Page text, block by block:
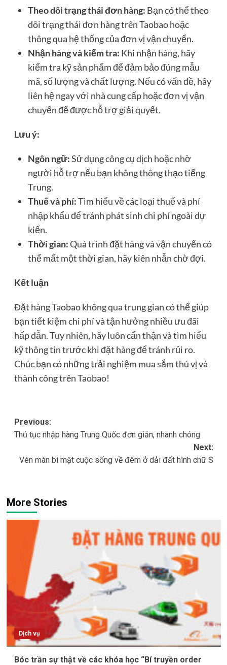
Theo dõi trạng thái đơn hàng: Bạn có thể theo
dõi trạng thái đơn hàng trên Taobao hoặc
thông qua hệ thống của đơn vị vận chuyển.
Nhận hàng và kiểm tra: Khi nhận hàng, hãy
kiểm tra kỹ sản phẩm để đảm bảo đúng mẫu
mã, số lượng và chất lượng. Nếu có vấn đề, hãy
liên hệ ngay với nhà cung cấp hoặc đơn vị vận
chuyển để được hỗ trợ giải quyết.
Lưu ý:
Ngôn ngữ:Sử dụng công cụ dịch hoặc nhờ
người hỗ trợ nếu bạn không thông thạo tiếng
Trung.
Thuế và phí:Tìm hiểu về các loại thuế và phí
nhập khẩu để tránh phát sinh chi phí ngoài dự
kiến.
Thời gian:Quá trình đặt hàng và vận chuyển có
thể mất một thời gian, hãy kiên nhẫn chờ đợi.
Kết luận
Đặt hàng Taobao không qua trung gian có thể giúp
bạn tiết kiệm chi phí và tận hưởng nhiều ưu đãi
hấp dẫn. Tuy nhiên, hãy luôn cẩn thận và tìm hiểu
kỹ thông tin trước khi đặt hàng để tránh rủi ro.
Chúc bạn có những trải nghiệm mua sắm thú vị và
thành công trên Taobao!
Post
navigation
Previous:
Thủ tục nhập hàng Trung Quốc đơn giản, nhanh chóng
Next:
Vén màn bí mật cuộc sống về đêm ở dải đất hình chữ S
More Stories
Dịch vụ
Bóc trần sự thật về các khóa học “Bí truyền order